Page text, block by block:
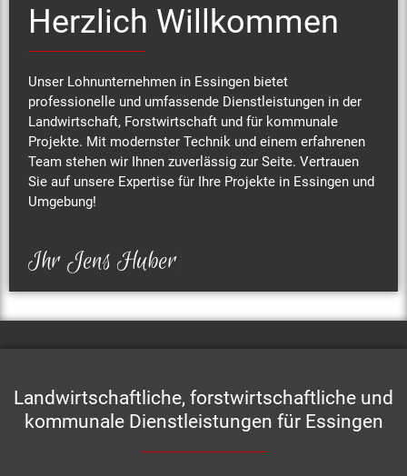
Herzlich Willkommen
Unser Lohnunternehmen in Essingen bietet
professionelle und umfassende Dienstleistungen in der
Landwirtschaft, Forstwirtschaft und für kommunale
Projekte. Mit modernster Technik und einem erfahrenen
Team stehen wir Ihnen zuverlässig zur Seite. Vertrauen
Sie auf unsere Expertise für Ihre Projekte in Essingen und
Umgebung!
IhrJens Huber
Landwirtschaftliche, forstwirtschaftliche und
kommunale Dienstleistungen für Essingen